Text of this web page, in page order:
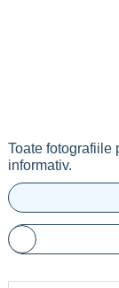
Toate fotografiile
informativ.